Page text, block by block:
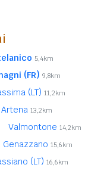
5,4km
(FR) 9,8km
(LT) 11,2km
Artena 13,2km
Valmontone 14,2km
Genazzano 15,6km
(LT) 16,6km